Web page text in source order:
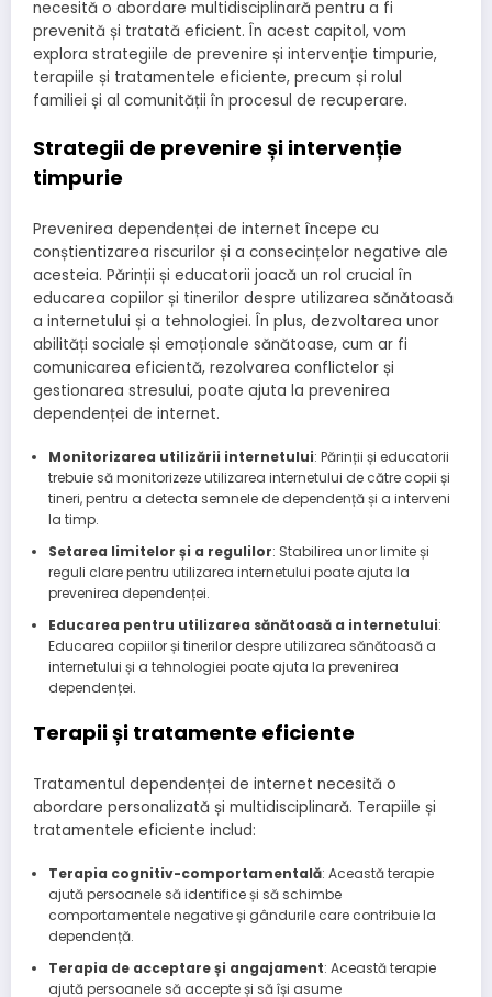
necesită o abordare multidisciplinară pentru a fi
prevenită și tratată eficient. În acest capitol, vom
explora strategiile de prevenire și intervenție timpurie,
terapiile și tratamentele eficiente, precum și rolul
familiei și al comunității în procesul de recuperare.
Strategii de prevenire și intervenție
timpurie
Prevenirea dependenței de internet începe cu
conștientizarea riscurilor și a consecințelor negative ale
acesteia. Părinții și educatorii joacă un rol crucial în
educarea copiilor și tinerilor despre utilizarea sănătoasă
a internetului și a tehnologiei. În plus, dezvoltarea unor
abilități sociale și emoționale sănătoase, cum ar fi
comunicarea eficientă, rezolvarea conflictelor și
gestionarea stresului, poate ajuta la prevenirea
dependenței de internet.
Monitorizarea utilizării internetului: Părinții și educatorii
trebuie să monitorizeze utilizarea internetului de către copii și
tineri, pentru a detecta semnele de dependență și a interveni
la timp.
Setarea limitelor și a regulilor: Stabilirea unor limite și
reguli clare pentru utilizarea internetului poate ajuta la
prevenirea dependenței.
Educarea pentru utilizarea sănătoasă a internetului:
Educarea copiilor și tinerilor despre utilizarea sănătoasă a
internetului și a tehnologiei poate ajuta la prevenirea
dependenței.
Terapii și tratamente eficiente
Tratamentul dependenței de internet necesită o
abordare personalizată și multidisciplinară. Terapiile și
tratamentele eficiente includ:
Terapia cognitiv-comportamentală: Această terapie
ajută persoanele să identifice și să schimbe
comportamentele negative și gândurile care contribuie la
dependență.
Terapia de acceptare și angajament: Această terapie
ajută persoanele să accepte și să își asume